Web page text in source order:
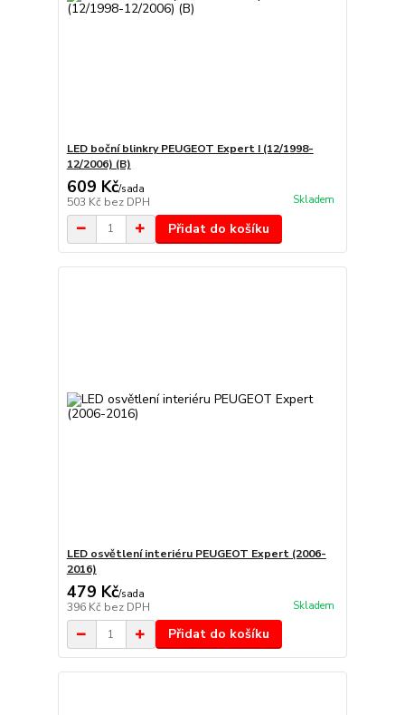
LED boční blinkry PEUGEOT Expert I (12/1998-
12/2006) (B)
609 Kč/sada
503 Kč bez DPH Skladem
Přidat do košíku
LED osvětlení interiéru PEUGEOT Expert (2006-
2016)
479 Kč/sada
396 Kč bez DPH Skladem
Přidat do košíku